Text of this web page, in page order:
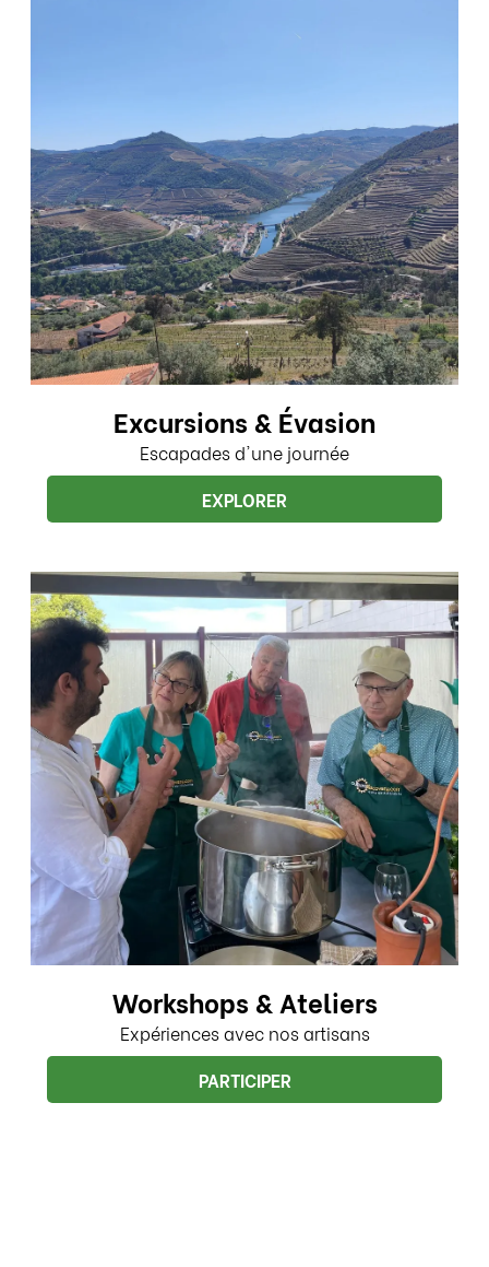
Excursions & Évasion
Escapades d'une journée
EXPLORER
Workshops & Ateliers
Expériences avec nos artisans
PARTICIPER